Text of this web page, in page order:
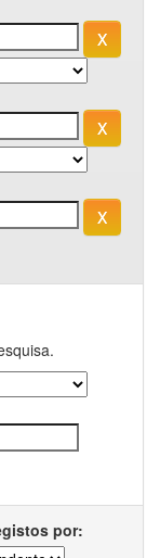
por: